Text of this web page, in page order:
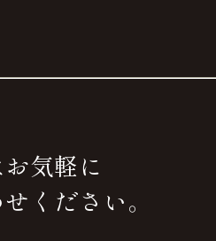
気軽に
ください。